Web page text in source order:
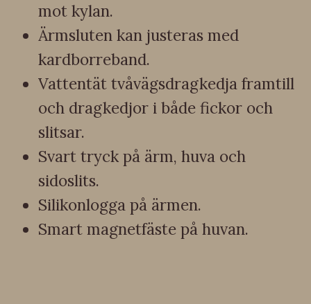
mot kylan.
Ärmsluten kan justeras med
kardborreband.
Vattentät tvåvägsdragkedja framtill
och dragkedjor i både fickor och
slitsar.
Svart tryck på ärm, huva och
sidoslits.
Silikonlogga på ärmen.
Smart magnetfäste på huvan.